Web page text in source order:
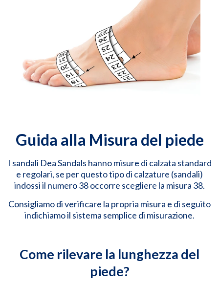
Guida alla Misura del piede
I sandali Dea Sandals hanno misure di calzata standard
e regolari, se per questo tipo di calzature (sandali)
indossi il numero 38 occorre scegliere la misura 38.
Consigliamo di verificare la propria misura e di seguito
indichiamo il sistema semplice di misurazione.
Come rilevare la lunghezza del
piede?